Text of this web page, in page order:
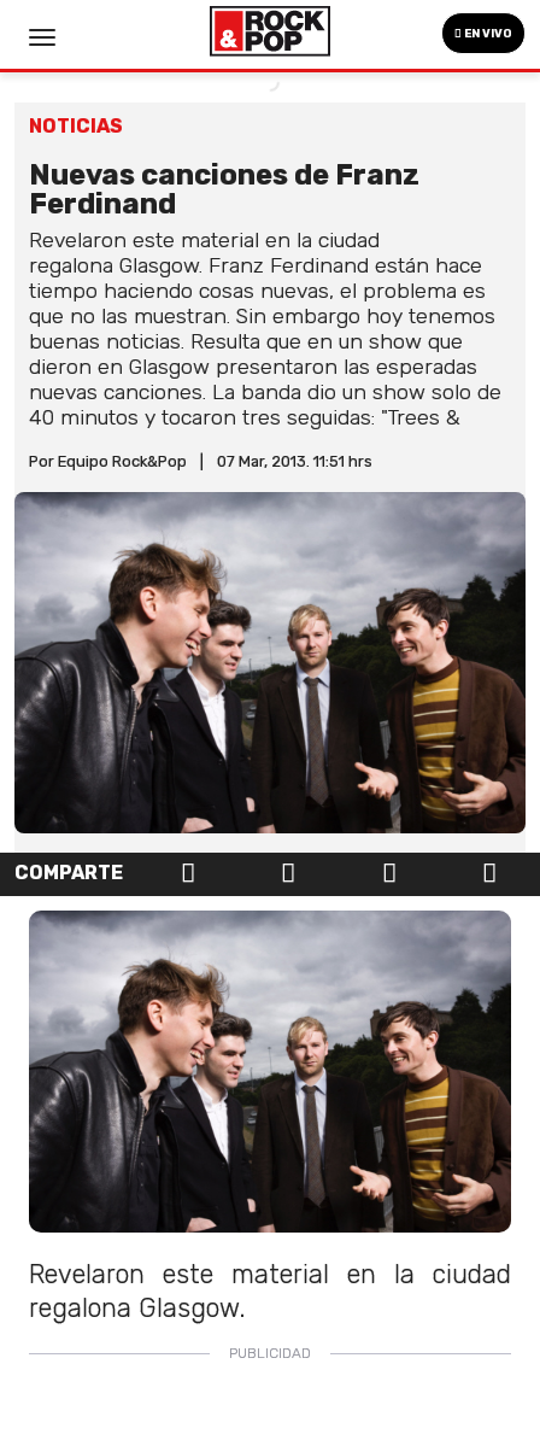
EN VIVO
NOTICIAS
Nuevas canciones de Franz
Ferdinand
Revelaron este material en la ciudad
regalona Glasgow. Franz Ferdinand están hace
tiempo haciendo cosas nuevas, el problema es
que no las muestran. Sin embargo hoy tenemos
buenas noticias. Resulta que en un show que
dieron en Glasgow presentaron las esperadas
nuevas canciones. La banda dio un show solo de
40 minutos y tocaron tres seguidas: "Trees &
Por Equipo Rock&Pop 07 Mar, 2013. 11:51 hrs
COMPARTE
Revelaron este material en la ciudad
regalona Glasgow.